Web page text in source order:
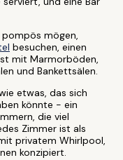
pompös mögen,
besuchen, einen
mit Marmorböden,
und Bankettsälen.
etwas, das sich
könnte - ein
die viel
Zimmer ist als
privatem Whirlpool,
konzipiert.